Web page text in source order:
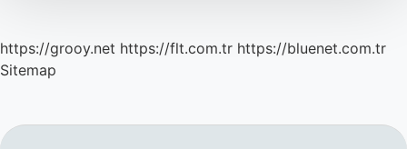
https://grooy.net https://flt.com.tr https://bluenet.com.tr
Sitemap